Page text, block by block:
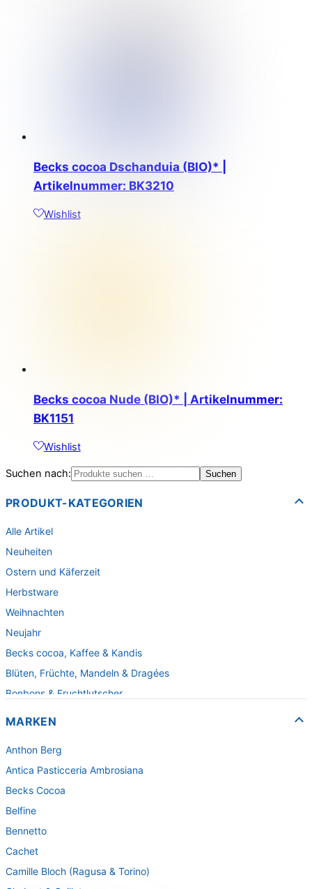
Becks cocoa Dschanduia (BIO)* |
Artikelnummer: BK3210
Wishlist
Becks cocoa Nude (BIO)* | Artikelnummer:
BK1151
Wishlist
Suchen nach: Suchen
PRODUKT-KATEGORIEN
Alle Artikel
Neuheiten
Ostern und Käferzeit
Herbstware
Weihnachten
Neujahr
Becks cocoa, Kaffee & Kandis
Blüten, Früchte, Mandeln & Dragées
Bonbons & Fruchtlutscher
Fudge & Karamell
Gebäck & Waffeln
Herzen und Kleinigkeiten
Kartoffelchips
Lakritzspezialitäten
Pralinen & Spezialitäten für die Theke
Pralinenpackungen
MARKEN
Anthon Berg
Antica Pasticceria Ambrosiana
Becks Cocoa
Belfine
Bennetto
Cachet
Camille Bloch (Ragusa & Torino)